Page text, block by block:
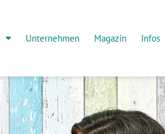
Unternehmen Magazin Infos